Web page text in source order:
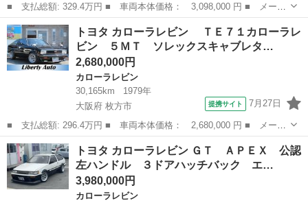
■ 支払総額: 329.4万円 ■ 車両本体価格： 3,098,000 円 ■ メーカ
ー名： トヨタ ■ 車種名： カローラレビン ■ グレード名： Ｇ
Ｔ ＡＰＥＸ ＲＡＹＳ１５インチアルミ 社外マフラー 車高調
フルエア...
広島 呉市 カローラレビン
トヨタ カローラレビン ＴＥ７１カローラレ
ビン ５ＭＴ ソレックスキャブレタ…
2,680,000円
カローラレビン
30,165km
1979年
大阪府 枚方市
提携サイト 7月27日
■ 支払総額: 296.4万円 ■ 車両本体価格： 2,680,000 円 ■ メーカ
ー名： トヨタ ■ 車種名： カローラレビン ■ グレード名：
ＴＥ７１カローラレビン ５ＭＴ ソレックスキャブレター タコア
シ（エキ...
大阪 枚方市 カローラレビン
トヨタ カローラレビン ＧＴ ＡＰＥＸ 公認
左ハンドル ３ドアハッチバック エ…
3,980,000円
カローラレビン